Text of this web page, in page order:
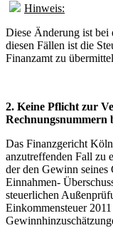
Hinweis:
Diese Änderung ist bei
diesen Fällen ist die
Finanzamt zu
2. Keine Pflicht zur
Rechnungsnummern
Das Finanzgericht
anzutreffenden Fall zu
der den Gewinn seines
Einnahmen-
steuerlichen
Einkommensteuer